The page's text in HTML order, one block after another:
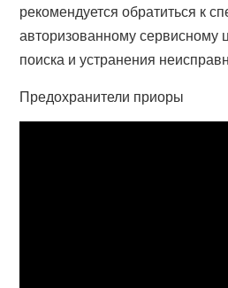
рекомендуется обратиться к
авторизованному сервисному
поиска и устранения
Предохранители приоры